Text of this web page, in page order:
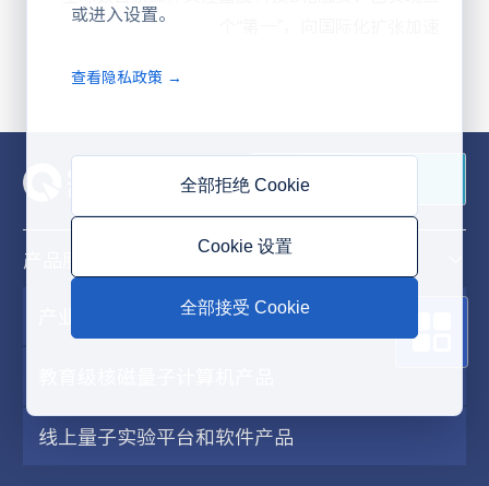
产品服务
产业级超导量子计算机产品
线上量子实验平台和软件产品
或进入设置。
查看隐私政策 →
全部拒绝 Cookie
Cookie 设置
全部接受 Cookie